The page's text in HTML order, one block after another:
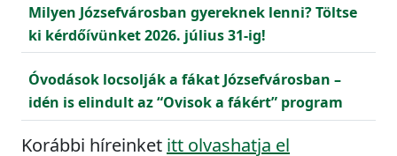
Milyen Józsefvárosban gyereknek lenni? Töltse
ki kérdőívünket 2026. július 31-ig!
Óvodások locsolják a fákat Józsefvárosban –
idén is elindult az “Ovisok a fákért” program
Korábbi híreinket itt olvashatja el